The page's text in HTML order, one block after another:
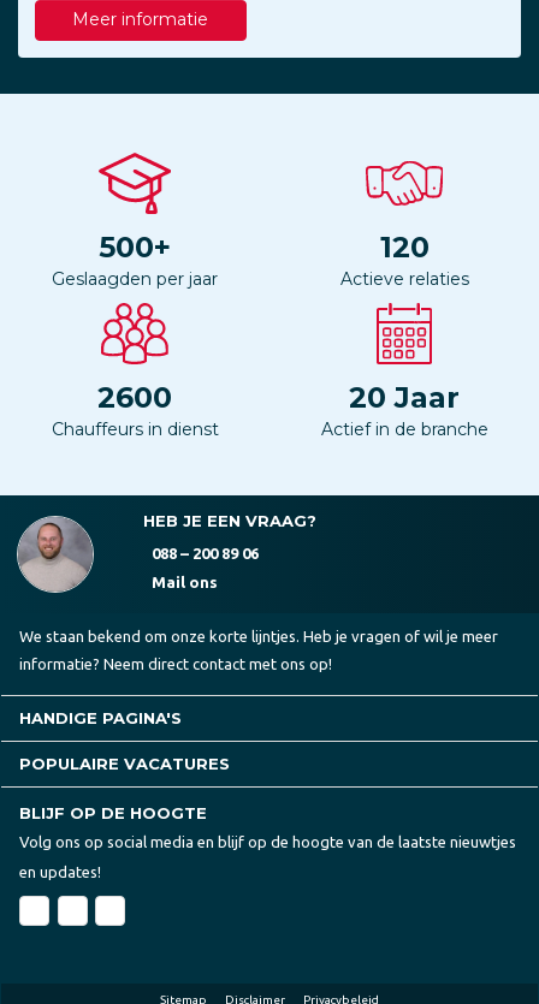
Meer informatie
500+
Geslaagden per jaar
120
Actieve relaties
2600
Chauffeurs in dienst
20 Jaar
Actief in de branche
HEB JE EEN VRAAG?
088 – 200 89 06
Mail ons
We staan bekend om onze korte lijntjes. Heb je vragen of wil je meer
informatie? Neem direct contact met ons op!
HANDIGE PAGINA'S
POPULAIRE VACATURES
BLIJF OP DE HOOGTE
Volg ons op social media en blijf op de hoogte van de laatste nieuwtjes
en updates!
Sitemap Disclaimer Privacybeleid